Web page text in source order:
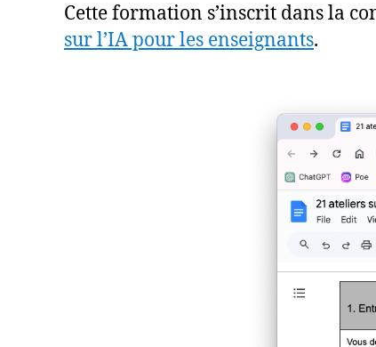
Cette formation s’inscrit dans la
sur l’IA pour les enseignants.